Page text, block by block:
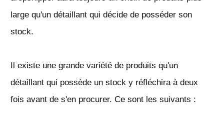
large qu'un détaillant qui décide de posséder son
stock.
Il existe une grande variété de produits qu'un
détaillant qui possède un stock y réfléchira à deux
fois avant de s'en procurer. Ce sont les suivants :